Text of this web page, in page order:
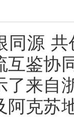
同源
互鉴协
了来自
阿克苏